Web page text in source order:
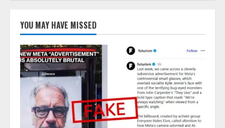
YOU MAY HAVE MISSED